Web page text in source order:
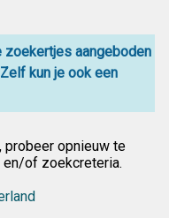
zoekertjes aangeboden
kun je ook een
, probeer opnieuw te
en/of zoekcreteria.